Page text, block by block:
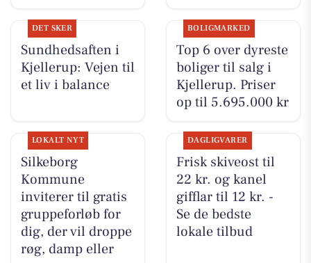
DET SKER
Sundhedsaften i
Kjellerup: Vejen til
et liv i balance
BOLIGMARKED
Top 6 over dyreste
boliger til salg i
Kjellerup. Priser
op til 5.695.000 kr
LOKALT NYT
Silkeborg
Kommune
inviterer til gratis
gruppeforløb for
dig, der vil droppe
røg, damp eller
DAGLIGVARER
Frisk skiveost til
22 kr. og kanel
gifflar til 12 kr. -
Se de bedste
lokale tilbud